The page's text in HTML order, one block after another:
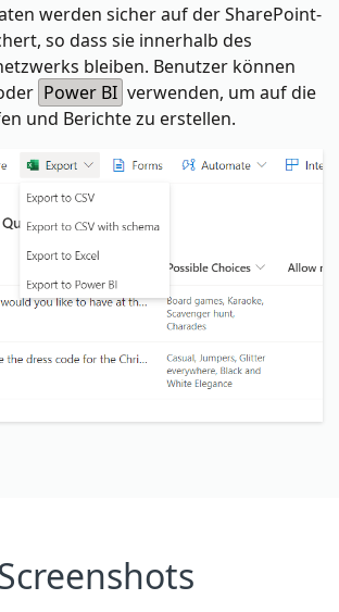
werden sicher auf der SharePoint-
so dass sie innerhalb des
bleiben. Benutzer können
Power BI verwenden, um auf die
und Berichte zu erstellen.